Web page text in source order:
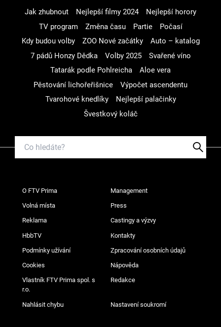
Jak zhubnout Nejlepší filmy 2024
Nejlepší horory
TV program
Změna času Partie
Počasí
Kdy budou volby
ZOO Nové začátky
Auto – katalog
7 pádů Honzy Dědka
Volby 2025
Svařené víno
Tatarák podle Pohlreicha
Aloe vera
Pěstování lichořeřišnice
Výpočet ascendentu
Tvarohové knedlíky
Nejlepší palačinky
Švestkový koláč
O FTV Prima Management
Volná místa Press
Reklama Castingy a výzvy
HbbTV Kontakty
Podmínky užívání Zpracování osobních údajů
Cookies Nápověda
Vlastník FTV Prima spol. s
r.o.
Redakce
Nahlásit chybu Nastavení soukromí